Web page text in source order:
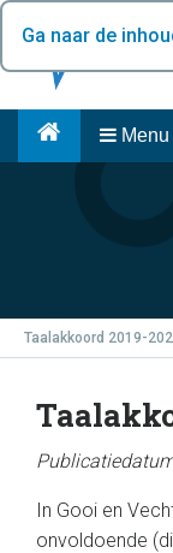
Ga naar de
Menu
Taalakkoord 2019-
In Gooi en
onvoldoende